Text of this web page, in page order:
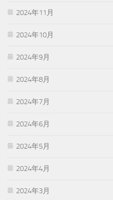
2024年11月
2024年10月
2024年9月
2024年8月
2024年7月
2024年6月
2024年5月
2024年4月
2024年3月